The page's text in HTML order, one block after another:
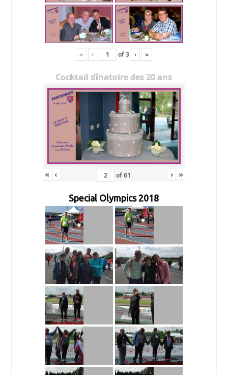
« ‹ of3 › »
Cocktail dînatoire des 20 ans
« ‹ of61 › »
Special Olympics 2018